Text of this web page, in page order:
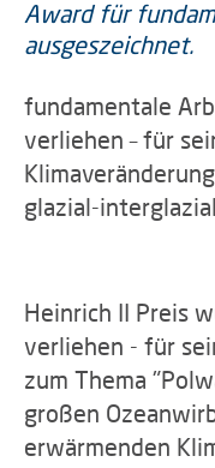
fundamentale
verliehen – für
glazial-
Heinrich II Preis
verliehen - für
zum Thema
großen
erwärmenden